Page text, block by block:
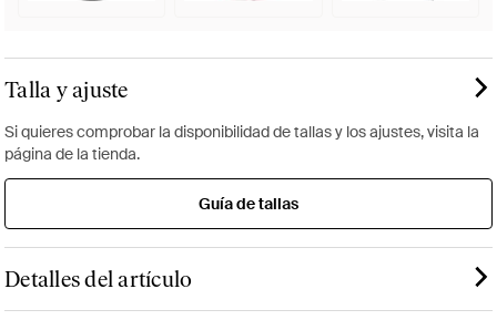
Talla y ajuste
Si quieres comprobar la disponibilidad de tallas y los ajustes, visita la
página de la tienda.
Guía de tallas
Detalles del artículo